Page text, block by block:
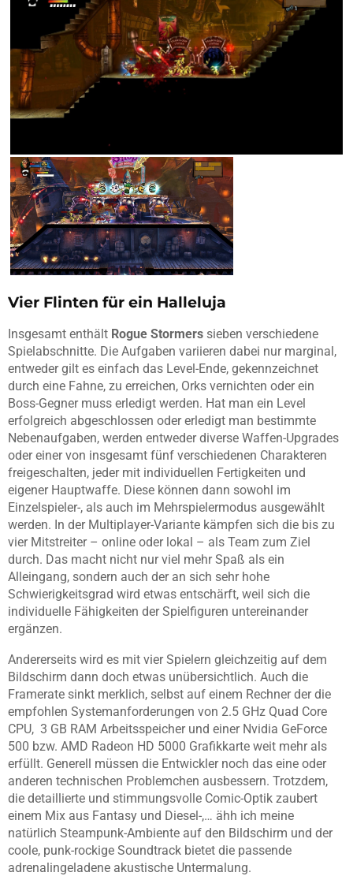
Vier Flinten für ein Halleluja
Insgesamt enthält Rogue Stormers sieben verschiedene
Spielabschnitte. Die Aufgaben variieren dabei nur marginal,
entweder gilt es einfach das Level-Ende, gekennzeichnet
durch eine Fahne, zu erreichen, Orks vernichten oder ein
Boss-Gegner muss erledigt werden. Hat man ein Level
erfolgreich abgeschlossen oder erledigt man bestimmte
Nebenaufgaben, werden entweder diverse Waffen-Upgrades
oder einer von insgesamt fünf verschiedenen Charakteren
freigeschalten, jeder mit individuellen Fertigkeiten und
eigener Hauptwaffe. Diese können dann sowohl im
Einzelspieler-, als auch im Mehrspielermodus ausgewählt
werden. In der Multiplayer-Variante kämpfen sich die bis zu
vier Mitstreiter – online oder lokal – als Team zum Ziel
durch. Das macht nicht nur viel mehr Spaß als ein
Alleingang, sondern auch der an sich sehr hohe
Schwierigkeitsgrad wird etwas entschärft, weil sich die
individuelle Fähigkeiten der Spielfiguren untereinander
ergänzen.
Andererseits wird es mit vier Spielern gleichzeitig auf dem
Bildschirm dann doch etwas unübersichtlich. Auch die
Framerate sinkt merklich, selbst auf einem Rechner der die
empfohlen Systemanforderungen von 2.5 GHz Quad Core
CPU, 3 GB RAM Arbeitsspeicher und einer Nvidia GeForce
500 bzw. AMD Radeon HD 5000 Grafikkarte weit mehr als
erfüllt. Generell müssen die Entwickler noch das eine oder
anderen technischen Problemchen ausbessern. Trotzdem,
die detaillierte und stimmungsvolle Comic-Optik zaubert
einem Mix aus Fantasy und Diesel-,… ähh ich meine
natürlich Steampunk-Ambiente auf den Bildschirm und der
coole, punk-rockige Soundtrack bietet die passende
adrenalingeladene akustische Untermalung.